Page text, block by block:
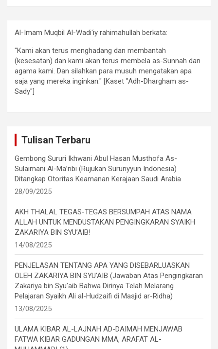
Al-Imam Muqbil Al-Wadi'iy rahimahullah berkata:
"Kami akan terus menghadang dan membantah
(kesesatan) dan kami akan terus membela as-Sunnah dan
agama kami. Dan silahkan para musuh mengatakan apa
saja yang mereka inginkan." [Kaset "Adh-Dhargham as-
Sady"]
Tulisan Terbaru
Gembong Sururi Ikhwani Abul Hasan Musthofa As-
Sulaimani Al-Ma’ribi (Rujukan Sururiyyun Indonesia)
Ditangkap Otoritas Keamanan Kerajaan Saudi Arabia
28/09/2025
AKH THALAL TEGAS-TEGAS BERSUMPAH ATAS NAMA
ALLAH UNTUK MENDUSTAKAN PENGINGKARAN SYAIKH
ZAKARIYA BIN SYU’AIB!
14/08/2025
PENJELASAN TENTANG APA YANG DISEBARLUASKAN
OLEH ZAKARIYA BIN SYU’AIB (Jawaban Atas Pengingkaran
Zakariya bin Syu’aib Bahwa Dirinya Telah Melarang
Pelajaran Syaikh Ali al-Hudzaifi di Masjid ar-Ridha)
13/08/2025
ULAMA KIBAR AL-LAJNAH AD-DAIMAH MENJAWAB
FATWA KIBAR GADUNGAN MMA, ARAFAT AL-